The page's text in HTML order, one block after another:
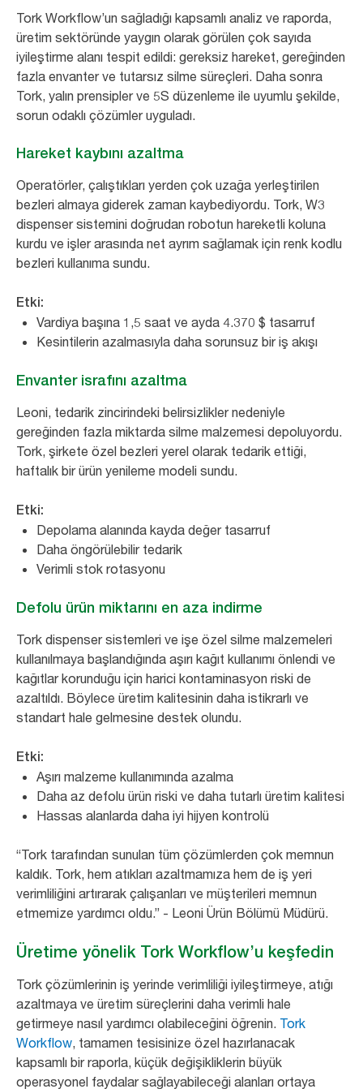
Tork Workflow’un sağladığı kapsamlı analiz ve raporda,
üretim sektöründe yaygın olarak görülen çok sayıda
iyileştirme alanı tespit edildi: gereksiz hareket, gereğinden
fazla envanter ve tutarsız silme süreçleri. Daha sonra
Tork, yalın prensipler ve 5S düzenleme ile uyumlu şekilde,
sorun odaklı çözümler uyguladı.
Hareket kaybını azaltma
Operatörler, çalıştıkları yerden çok uzağa yerleştirilen
bezleri almaya giderek zaman kaybediyordu. Tork, W3
dispenser sistemini doğrudan robotun hareketli koluna
kurdu ve işler arasında net ayrım sağlamak için renk kodlu
bezleri kullanıma sundu.
Etki:
Vardiya başına 1,5 saat ve ayda 4.370 $ tasarruf
Kesintilerin azalmasıyla daha sorunsuz bir iş akışı
Envanter israfını azaltma
Leoni, tedarik zincirindeki belirsizlikler nedeniyle
gereğinden fazla miktarda silme malzemesi depoluyordu.
Tork, şirkete özel bezleri yerel olarak tedarik ettiği,
haftalık bir ürün yenileme modeli sundu.
Etki:
Depolama alanında kayda değer tasarruf
Daha öngörülebilir tedarik
Verimli stok rotasyonu
Defolu ürün miktarını en aza indirme
Tork dispenser sistemleri ve işe özel silme malzemeleri
kullanılmaya başlandığında aşırı kağıt kullanımı önlendi ve
kağıtlar korunduğu için harici kontaminasyon riski de
azaltıldı. Böylece üretim kalitesinin daha istikrarlı ve
standart hale gelmesine destek olundu.
Etki:
Aşırı malzeme kullanımında azalma
Daha az defolu ürün riski ve daha tutarlı üretim kalitesi
Hassas alanlarda daha iyi hijyen kontrolü
“Tork tarafından sunulan tüm çözümlerden çok memnun
kaldık. Tork, hem atıkları azaltmamıza hem de iş yeri
verimliliğini artırarak çalışanları ve müşterileri memnun
etmemize yardımcı oldu.” - Leoni Ürün Bölümü Müdürü.
Üretime yönelik Tork Workflow’u keşfedin
Tork çözümlerinin iş yerinde verimliliği iyileştirmeye, atığı
azaltmaya ve üretim süreçlerini daha verimli hale
getirmeye nasıl yardımcı olabileceğini öğrenin. Tork
Workflow, tamamen tesisinize özel hazırlanacak
kapsamlı bir raporla, küçük değişikliklerin büyük
operasyonel faydalar sağlayabileceği alanları ortaya